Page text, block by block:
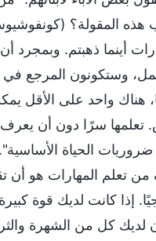
المقولة؟
أينما ذهبتم. وبمجرد
وستكونون المرجع
هناك واحد على الأقل
سرًا دون أن يعرف،
الحياة
من تعلم المهارات هو
إذا كانت لديك قوة
كل من الشهرة